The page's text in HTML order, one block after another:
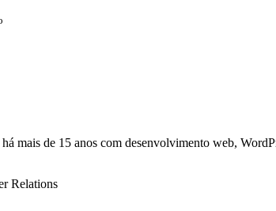
mais de 15 anos com desenvolvimento web,
Relations